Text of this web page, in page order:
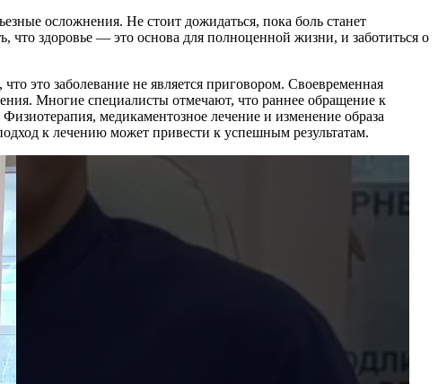
осложнения. Не стоит дожидаться, пока боль станет
здоровье — это основа для полноценной жизни, и заботиться о
это заболевание не является приговором. Своевременная
Многие специалисты отмечают, что раннее обращение к
медикаментозное лечение и изменение образа
к лечению может привести к успешным результатам.